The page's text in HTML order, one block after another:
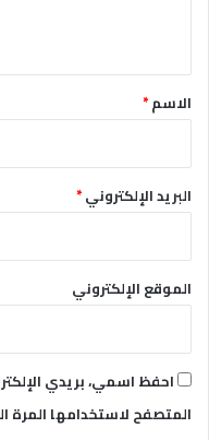
*الاسم*
البريد الإلكتروني*
الموقع الإلكتروني
احفظ اسمي، بريدي
المتصفح لاستخدامها المرة